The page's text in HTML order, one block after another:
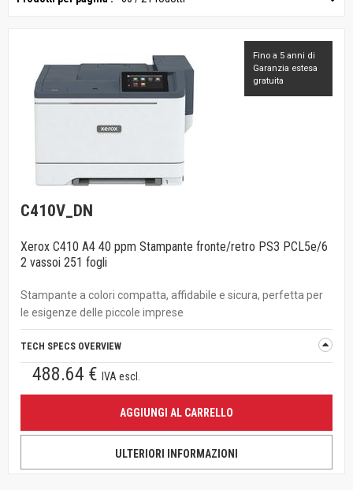
Fino a 5 anni di
Garanzia estesa
gratuita
C410V_DN
Xerox C410 A4 40 ppm Stampante fronte/retro PS3 PCL5e/6
2 vassoi 251 fogli
Stampante a colori compatta, affidabile e sicura, perfetta per
le esigenze delle piccole imprese
TECH SPECS OVERVIEW
488.64 € IVA escl.
AGGIUNGI AL CARRELLO
ULTERIORI INFORMAZIONI